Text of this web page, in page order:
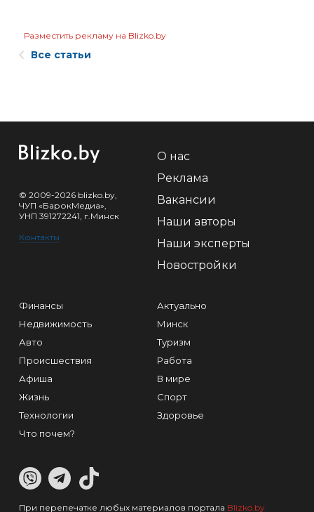
Разместить рекламу на Blizko.by
Все статьи
© 2009-2026 blizko.by,
ЧУП «БарокМедиа»,
УНП 391272241, г.Минск
Контакты
О нас
Реклама
Вакансии
Наши авторы
Наши эксперты
Новостройки
Финансы
Недвижимость
Авто
Происшествия
Афиша
Жизнь
Технологии
Что почем?
Актуально
Минск
Туризм
Работа
В мире
Спорт
Здоровье
При перепечатке любых материалов портала Blizko.by